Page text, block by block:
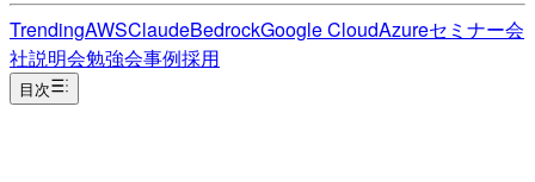
TrendingAWSClaudeBedrockGoogle CloudAzureセミナー会
社説明会勉強会事例採用
目次